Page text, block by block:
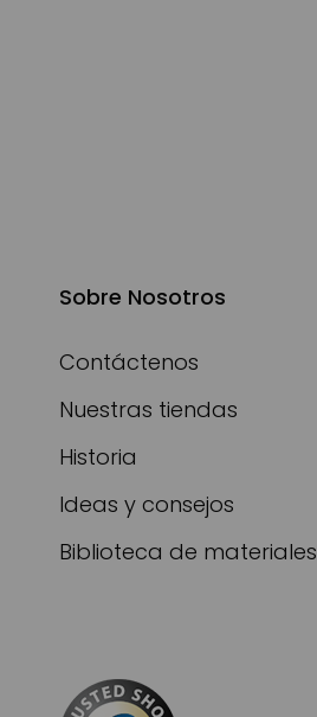
Sobre Nosotros
Contáctenos
Nuestras tiendas
Historia
Ideas y consejos
Biblioteca de materiales